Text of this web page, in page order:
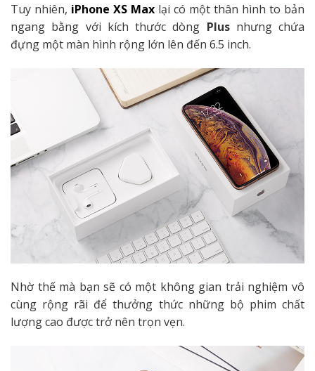
Tuy nhiên, iPhone XS Max lại có một thân hình to bản
ngang bằng với kích thước dòng Plusnhưng chứa
đựng một màn hình rộng lớn lên đến 6.5 inch.
Nhờ thế mà bạn sẽ có một không gian trải nghiệm vô
cùng rộng rãi để thưởng thức những bộ phim chất
lượng cao được trở nên trọn vẹn.